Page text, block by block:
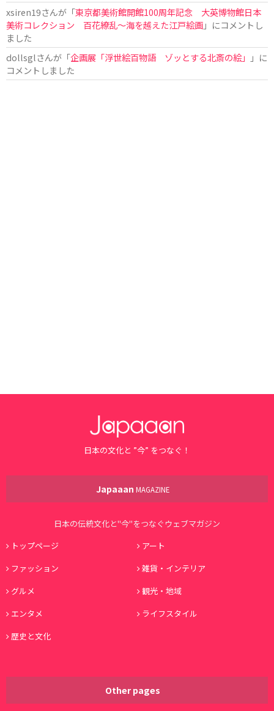
xsiren19さんが「東京都美術館開館100周年記念 大英博物館日本
美術コレクション 百花繚乱～海を越えた江戸絵画」にコメントし
ました
dollsglさんが「企画展「浮世絵百物語 ゾッとする北斎の絵」
」に
コメントしました
日本の文化と ”今” をつなぐ！
Japaaan MAGAZINE
日本の伝統文化と"今"をつなぐウェブマガジン
トップページ
アート
ファッション
雑貨・インテリア
グルメ
観光・地域
エンタメ
ライフスタイル
歴史と文化
Other pages